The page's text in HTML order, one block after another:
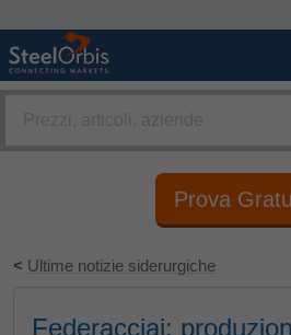
Prova
< Ultime notizie siderurgiche
Federacciai: